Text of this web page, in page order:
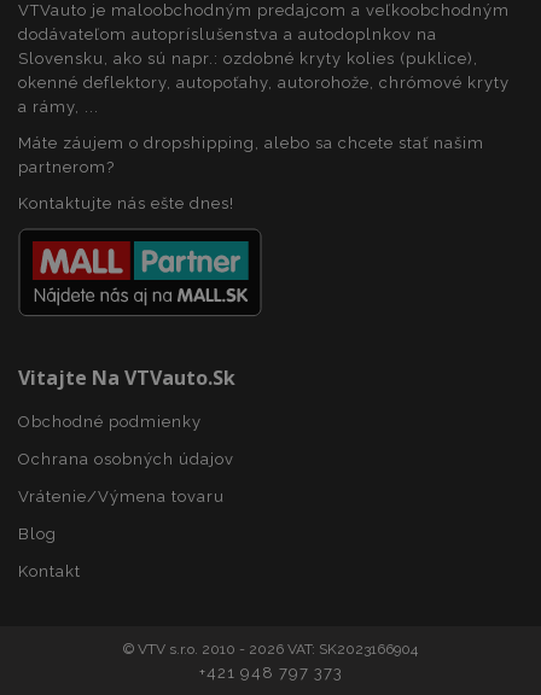
VTVauto je maloobchodným predajcom a veľkoobchodným
dodávateľom autopríslušenstva a autodoplnkov na
Slovensku, ako sú napr.: ozdobné kryty kolies (puklice),
okenné deflektory, autopoťahy, autorohože, chrómové kryty
a rámy, ...
Máte záujem o dropshipping, alebo sa chcete stať našim
partnerom?
Kontaktujte nás ešte dnes!
Vitajte Na VTVauto.sk
Obchodné podmienky
Ochrana osobných údajov
Vrátenie/Výmena tovaru
Blog
Kontakt
© VTV s.r.o. 2010 - 2026 VAT: SK2023166904
+421 948 797 373
Nevyhnutne potrebné súbory cookie umožňujú
základné funkcie webovej lokality, ako prihlásenie
používateľa a správa účtu. Webová lokalita sa nedá
správne používať bez nevyhnutne potrebných
súborov cookie.
Meno
Doména
recently_compared_product
product_data_storage
section_data_ids
Adobe Inc.